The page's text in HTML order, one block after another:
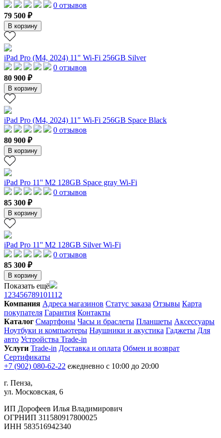
0 отзывов
79 500 ₽
В корзину
iPad Pro (M4, 2024) 11" Wi-Fi 256GB Silver
0 отзывов
80 900 ₽
В корзину
iPad Pro (M4, 2024) 11" Wi-Fi 256GB Space Black
0 отзывов
80 900 ₽
В корзину
iPad Pro 11'' M2 128GB Space gray Wi-Fi
0 отзывов
85 300 ₽
В корзину
iPad Pro 11'' M2 128GB Silver Wi-Fi
0 отзывов
85 300 ₽
В корзину
Показать ещё
1 23456789101112
Компания Адреса магазинов Статус заказа Отзывы Карта
покупателя Гарантия Контакты
Каталог Смартфоны Часы и браслеты Планшеты Аксессуары
Ноутбуки и компьютеры Наушники и акустика Гаджеты Для
авто Устройства Trade-in
Услуги Trade-in Доставка и оплата Обмен и возврат
Сертификаты
+7 (902) 080-62-22 ежедневно с 10:00 до 20:00
г. Пенза,
ул. Московская, 6
ИП Дорофеев Илья Владимирович
ОГРНИП 311580917800025
ИНН 583516942340